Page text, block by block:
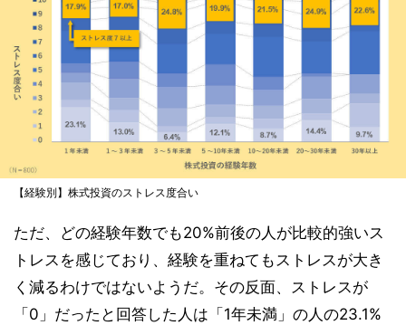
【経験別】株式投資のストレス度合い
ただ、どの経験年数でも20%前後の人が比較的強いス
トレスを感じており、経験を重ねてもストレスが大き
く減るわけではないようだ。その反面、ストレスが
「0」だったと回答した人は「1年未満」の人の23.1%